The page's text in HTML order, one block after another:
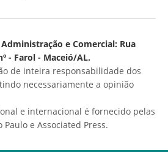
e Comercial: Rua
- Farol - Maceió/AL.
de inteira responsabilidade dos
necessariamente a opinião
e internacional é fornecido pelas
Paulo e Associated Press.